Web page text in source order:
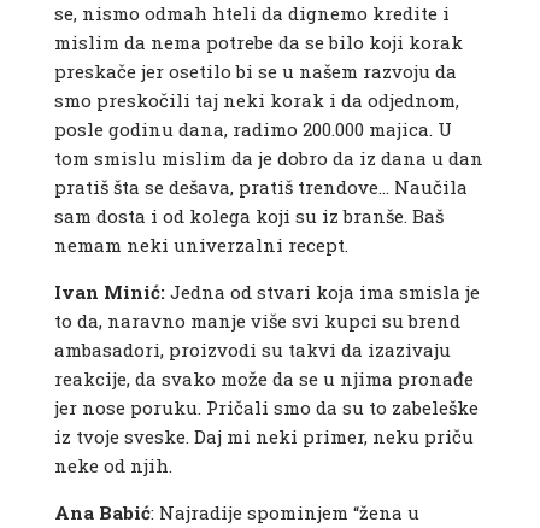
se, nismo odmah hteli da dignemo kredite i
mislim da nema potrebe da se bilo koji korak
preskače jer osetilo bi se u našem razvoju da
smo preskočili taj neki korak i da odjednom,
posle godinu dana, radimo 200.000 majica. U
tom smislu mislim da je dobro da iz dana u dan
pratiš šta se dešava, pratiš trendove… Naučila
sam dosta i od kolega koji su iz branše. Baš
nemam neki univerzalni recept.
Ivan Minić: Jedna od stvari koja ima smisla je
to da, naravno manje više svi kupci su brend
ambasadori, proizvodi su takvi da izazivaju
reakcije, da svako može da se u njima pronađe
jer nose poruku. Pričali smo da su to zabeleške
iz tvoje sveske. Daj mi neki primer, neku priču
neke od njih.
Ana Babić: Najradije spominjem “žena u